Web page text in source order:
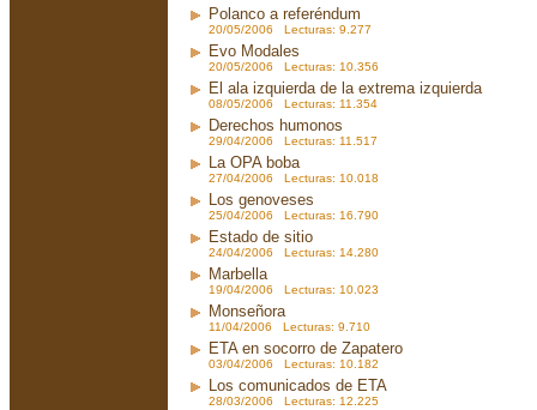
Polanco a referéndum
20/05/2006 Lecturas: 9.277
Evo Modales
20/05/2006 Lecturas: 10.356
El ala izquierda de la extrema izquierda
08/05/2006 Lecturas: 11.354
Derechos humonos
29/04/2006 Lecturas: 11.517
La OPA boba
27/04/2006 Lecturas: 10.018
Los genoveses
25/04/2006 Lecturas: 16.790
Estado de sitio
24/04/2006 Lecturas: 14.280
Marbella
19/04/2006 Lecturas: 10.023
Monseñora
11/04/2006 Lecturas: 9.710
ETA en socorro de Zapatero
03/04/2006 Lecturas: 10.182
Los comunicados de ETA
28/03/2006 Lecturas: 12.225